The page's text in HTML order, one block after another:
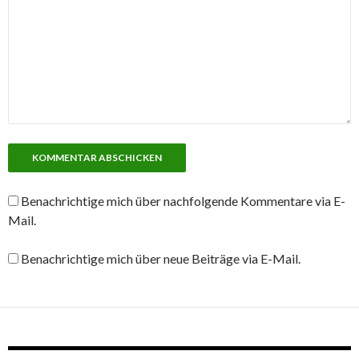
Benachrichtige mich über nachfolgende Kommentare via E-
Mail.
Benachrichtige mich über neue Beiträge via E-Mail.